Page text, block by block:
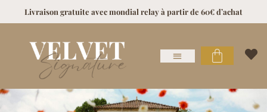
Livraison gratuite avec mondial relay à partir de 60€ d’achat